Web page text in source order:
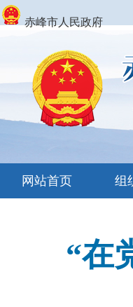
赤峰市人民政府
网站首页 组
“在